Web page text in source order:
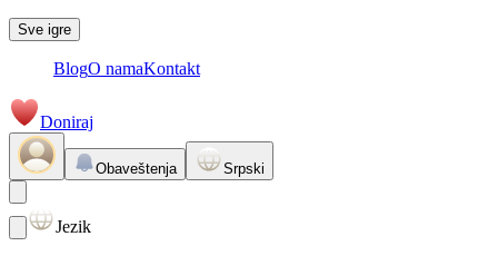
Sve igre
BlogO namaKontakt
Doniraj
Obaveštenja Srpski
Jezik